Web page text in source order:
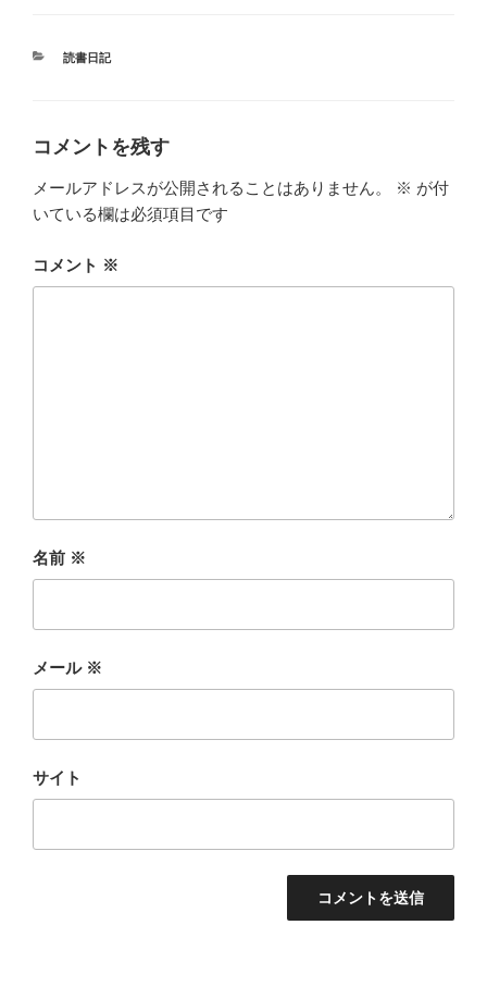
カ
読書日記
コメントを残す
メールアドレスが公開されることはありません。 ※ が付
いている欄は必須項目です
コメント ※
名前 ※
メール ※
サイト